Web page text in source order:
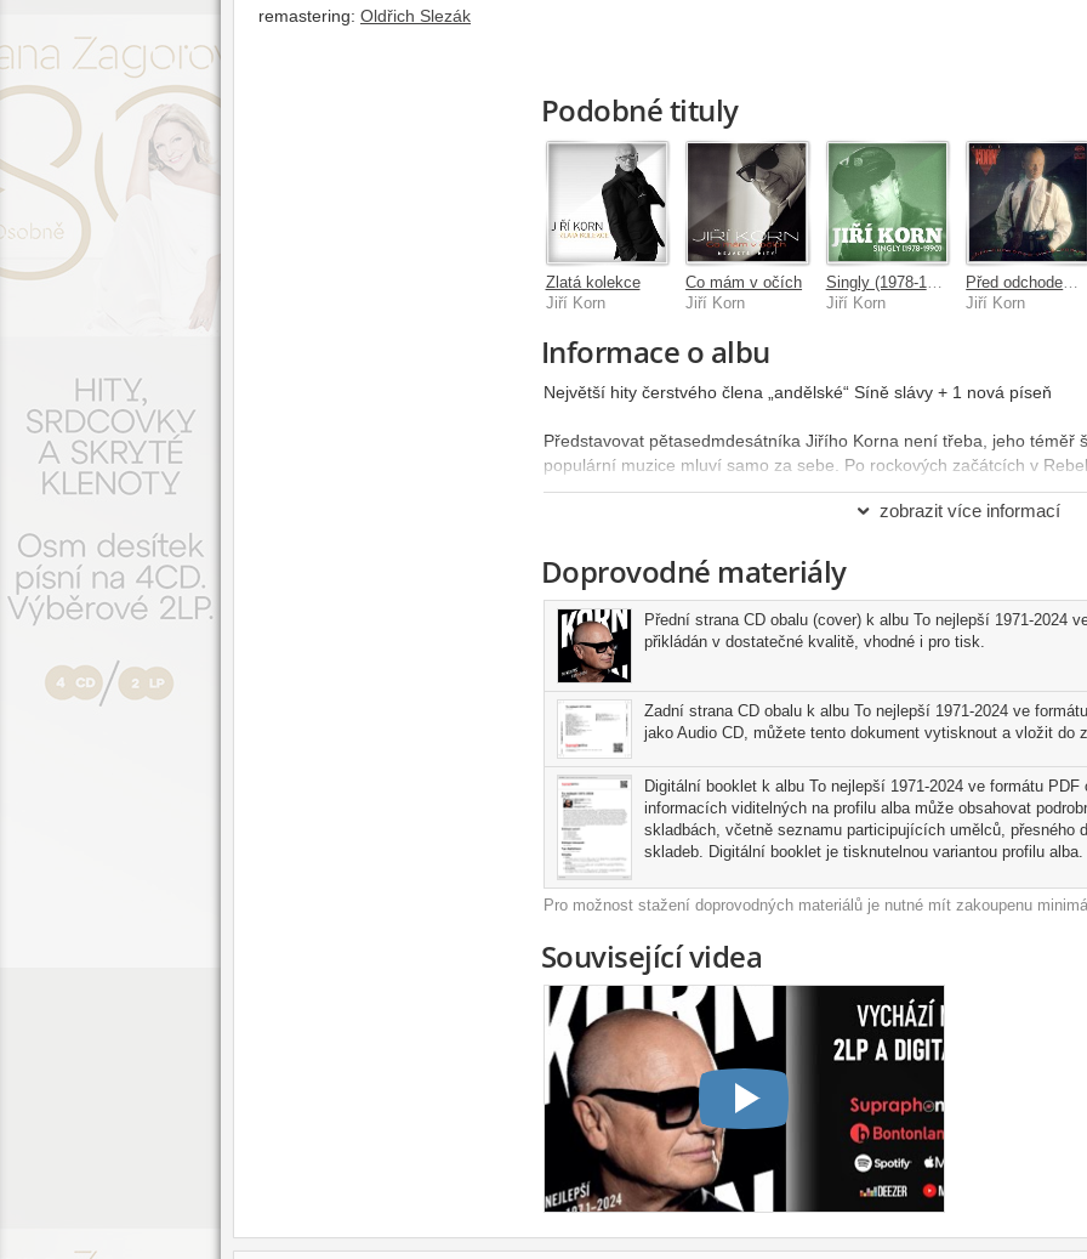
remastering: Oldřich Slezák
Podobné tituly
Zlatá kolekce
Jiří Korn
Co mám v očích
Jiří Korn
Jiří Korn
Jiří Korn
Informace o albu
Největší hity čerstvého člena „andělské“ Síně slávy + 1 nová píseň
Představovat pětasedmdesátníka Jiřího Korna není třeba, jeho téměř
populární muzice mluví samo za sebe. Po rockových začátcích v
se stal představitelem prvotřídního popu, což chronologicky
tu mnohé: od účinně šlapajících good-timových popěvků typu Yvetta
dance modernou osmdesátých a devadesátých let v podobě Karel
Vysoká profesionalita, pečlivé sledování a využívání trendů, fascinující
připravenost pro muzikálové role. Kornův nezaměnitelný hlas a projev
domácí nabídce, na této kompilaci potvrzené i skladbou Té, co snídá
svý. Ta byla natočena souběžně s italskou verzí Io E Te a její česká
Březnové pozvání do Síně slávy České hudební akademie je
univerzála, zpěváka, tanečníka a moderátora Jiřího Korna.
zobrazit více informací
Doprovodné materiály
Přední strana CD obalu (cover) k albu To nejlepší 1971-2024
přikládán v dostatečné kvalitě, vhodné i pro tisk.
Zadní strana CD obalu k albu To nejlepší 1971-2024 ve
jako Audio CD, můžete tento dokument vytisknout a vložit do
Digitální booklet k albu To nejlepší 1971-2024 ve formátu
informacích viditelných na profilu alba může obsahovat
skladbách, včetně seznamu participujících umělců, přesného
skladeb. Digitální booklet je tisknutelnou variantou profilu alba.
Pro možnost stažení doprovodných materiálů je nutné mít zakoupenu
Související videa